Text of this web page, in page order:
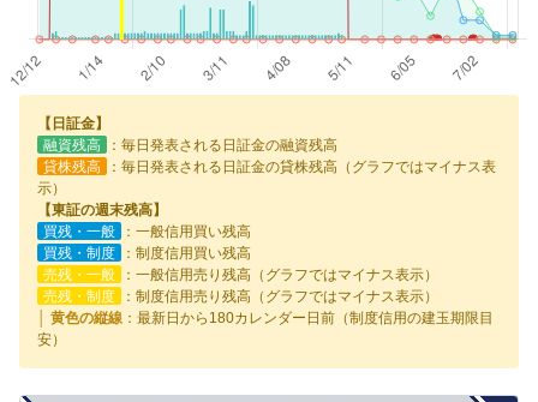
【日証金】
融資残高
：毎日発表される日証金の融資残高
貸株残高
：毎日発表される日証金の貸株残高（グラフではマイナス表
示）
【東証の週末残高】
買残・一般
：一般信用買い残高
買残・制度
：制度信用買い残高
売残・一般
：一般信用売り残高（グラフではマイナス表示）
売残・制度
：制度信用売り残高（グラフではマイナス表示）
│ 黄色の縦線 ：最新日から180カレンダー日前（制度信用の建玉期限目
安）